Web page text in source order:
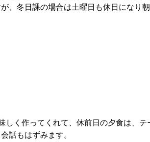
、冬日課の場合は土曜日も休日になり
く作ってくれて、休前日の夕食は、テ
話もはずみます。